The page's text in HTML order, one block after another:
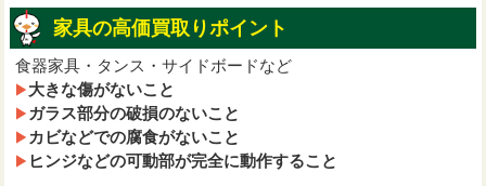
家具の高価買取りポイント
食器家具・タンス・サイドボードなど
大きな傷がないこと
ガラス部分の破損のないこと
カビなどでの腐食がないこと
ヒンジなどの可動部が完全に動作すること